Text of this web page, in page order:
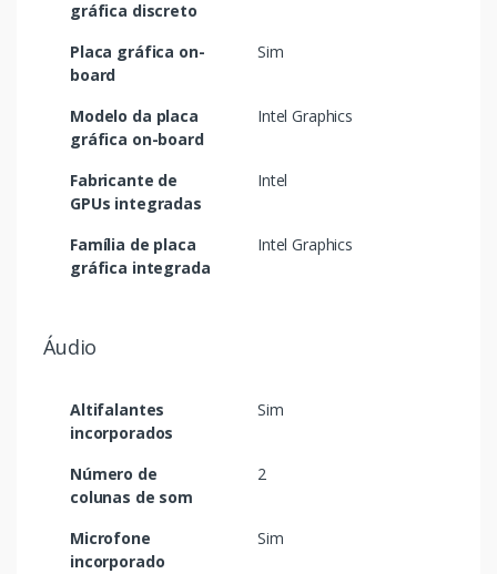
gráfica discreto
Placa gráfica on-
board
Sim
Modelo da placa
gráfica on-board
Intel Graphics
Fabricante de
GPUs integradas
Intel
Família de placa
gráfica integrada
Intel Graphics
Áudio
Altifalantes
incorporados
Sim
Número de
colunas de som
2
Microfone
incorporado
Sim